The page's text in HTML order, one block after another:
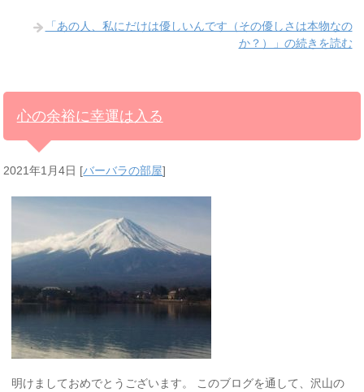
「あの人、私にだけは優しいんです（その優しさは本物なの
か？）」の続きを読む
心の余裕に幸運は入る
2021年1月4日 [バーバラの部屋]
明けましておめでとうございます。 このブログを通して、沢山の